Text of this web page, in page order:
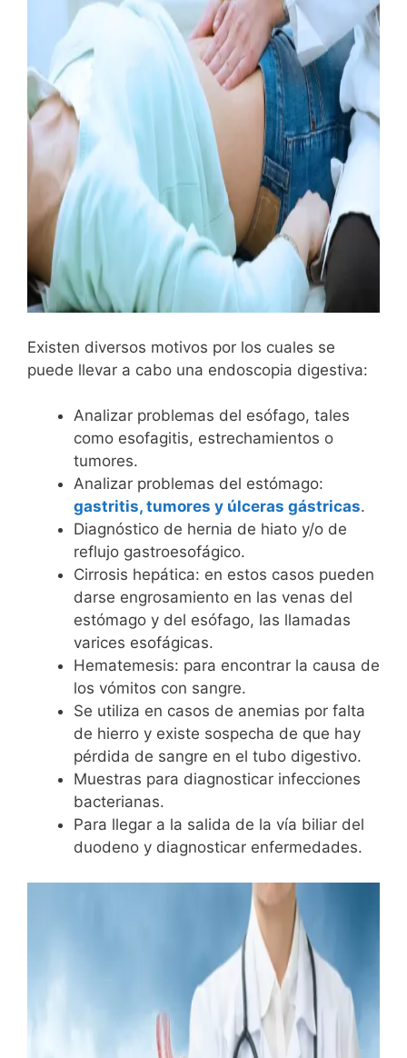
Existen diversos motivos por los cuales se
puede llevar a cabo una endoscopia digestiva:
Analizar problemas del esófago, tales
como esofagitis, estrechamientos o
tumores.
Analizar problemas del estómago:
gastritis, tumores y úlceras gástricas.
Diagnóstico de hernia de hiato y/o de
reflujo gastroesofágico.
Cirrosis hepática: en estos casos pueden
darse engrosamiento en las venas del
estómago y del esófago, las llamadas
varices esofágicas.
Hematemesis: para encontrar la causa de
los vómitos con sangre.
Se utiliza en casos de anemias por falta
de hierro y existe sospecha de que hay
pérdida de sangre en el tubo digestivo.
Muestras para diagnosticar infecciones
bacterianas.
Para llegar a la salida de la vía biliar del
duodeno y diagnosticar enfermedades.